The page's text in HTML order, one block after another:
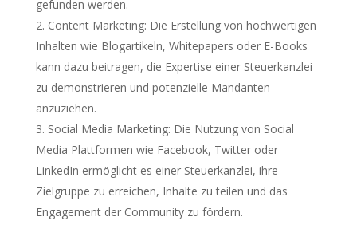
gefunden werden.
Content Marketing: Die Erstellung von hochwertigen
Inhalten wie Blogartikeln, Whitepapers oder E-Books
kann dazu beitragen, die Expertise einer Steuerkanzlei
zu demonstrieren und potenzielle Mandanten
anzuziehen.
Social Media Marketing: Die Nutzung von Social
Media Plattformen wie Facebook, Twitter oder
LinkedIn ermöglicht es einer Steuerkanzlei, ihre
Zielgruppe zu erreichen, Inhalte zu teilen und das
Engagement der Community zu fördern.